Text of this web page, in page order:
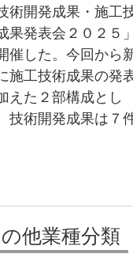
術開発成果・施工
果発表会２０２５」
催した。今回から
施工技術成果の発
えた２部構成とし
技術開発成果は７
他業種分類